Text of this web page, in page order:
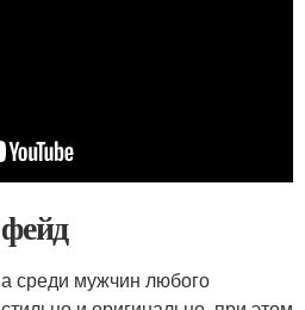
среди мужчин любого